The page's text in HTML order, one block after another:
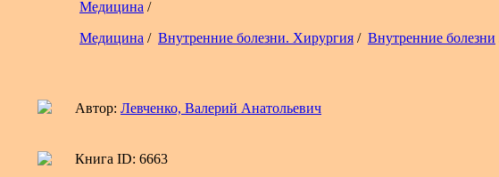
Медицина /
Медицина / Внутренние болезни. Хирургия / Внутренние болезни
Автор: Левченко, Валерий Анатольевич
Книга ID: 6663